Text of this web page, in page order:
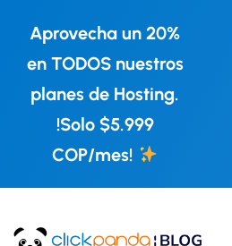
Aprovecha un 20%
en TODOS nuestros
planes de Hosting.
!Solo $5.999
COP/mes!